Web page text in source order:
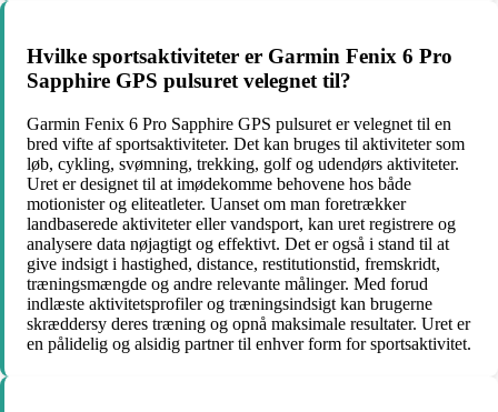
Hvilke sportsaktiviteter er Garmin Fenix 6 Pro
Sapphire GPS pulsuret velegnet til?
Garmin Fenix 6 Pro Sapphire GPS pulsuret er velegnet til en
bred vifte af sportsaktiviteter. Det kan bruges til aktiviteter som
løb, cykling, svømning, trekking, golf og udendørs aktiviteter.
Uret er designet til at imødekomme behovene hos både
motionister og eliteatleter. Uanset om man foretrækker
landbaserede aktiviteter eller vandsport, kan uret registrere og
analysere data nøjagtigt og effektivt. Det er også i stand til at
give indsigt i hastighed, distance, restitutionstid, fremskridt,
træningsmængde og andre relevante målinger. Med forud
indlæste aktivitetsprofiler og træningsindsigt kan brugerne
skræddersy deres træning og opnå maksimale resultater. Uret er
en pålidelig og alsidig partner til enhver form for sportsaktivitet.